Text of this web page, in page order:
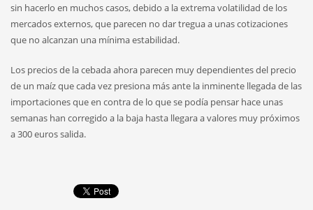
sin hacerlo en muchos casos, debido a la extrema volatilidad de los
mercados externos, que parecen no dar tregua a unas cotizaciones
que no alcanzan una mínima estabilidad.
Los precios de la cebada ahora parecen muy dependientes del precio
de un maíz que cada vez presiona más ante la inminente llegada de las
importaciones que en contra de lo que se podía pensar hace unas
semanas han corregido a la baja hasta llegara a valores muy próximos
a 300 euros salida.